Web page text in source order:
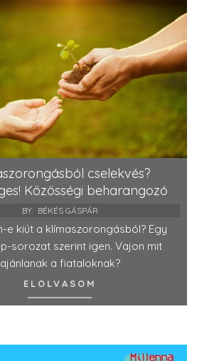
cselekvés?
Közösségi beharangozó
BY: BÉKÉS GÁSPÁR
e kiút a klímaszorongásból? Egy
sorozat szerint igen. Vajon mit
ajánlanak a fiataloknak?
ELOLVASOM